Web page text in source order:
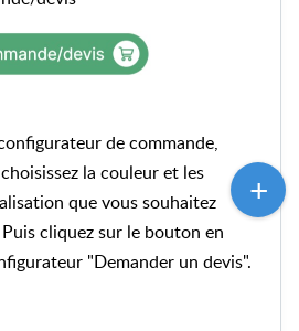
de commande,
la couleur et les
que vous souhaitez
cliquez sur le bouton en
"Demander un devis".